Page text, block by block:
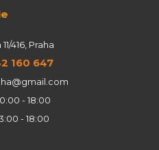
416, Praha
160 647
- 18:00
- 18:00